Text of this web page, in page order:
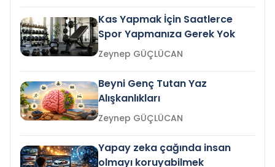
Kas Yapmak İçin Saatlerce
Spor Yapmanıza Gerek Yok
Zeynep GÜÇLÜCAN
Beyni Genç Tutan Yaz
Alışkanlıkları
Zeynep GÜÇLÜCAN
Yapay zeka çağında insan
olmayı koruyabilmek